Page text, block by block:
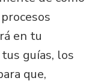
en tu
guías, los
que,